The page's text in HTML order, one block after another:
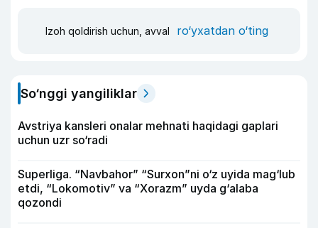
Izoh qoldirish uchun, avval ro‘yxatdan o‘ting
So‘nggi yangiliklar
Avstriya kansleri onalar mehnati haqidagi gaplari
uchun uzr so‘radi
Superliga. “Navbahor” “Surxon”ni o‘z uyida mag‘lub
etdi, “Lokomotiv” va “Xorazm” uyda g‘alaba
qozondi